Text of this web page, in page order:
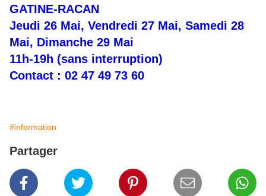
GATINE-RACAN
Jeudi 26 Mai, Vendredi 27 Mai, Samedi 28
Mai, Dimanche 29 Mai
11h-19h (sans interruption)
Contact : 02 47 49 73 60
#information
Partager